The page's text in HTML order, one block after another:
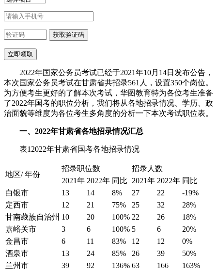
2022年国家公务员考试已经于2021年10月14日发布公告，
本次国家公务员考试在甘肃省共招录561人，设置350个岗位。
为方便考生更好的了解本次考试，华图教育特为各位考生准备
了2022年国考的职位分析，我们将从各地招录情况、学历、政
治面貌等维度为各位考生多角度的分析一下本次考试职位表。
一、2022年甘肃省各地招录情况汇总
表12022年甘肃省国考各地招录情况
地区/ 年份
招录职位数
招录人数
2021年 2022年 同比 2021年 2022年 同比
白银市
13 14 8% 27 22
-19%
定西市
12 21 75% 25 32
28%
甘南藏族自治州 10 20 100% 22 26
18%
嘉峪关市
3 6 100% 5 6
20%
金昌市
6 11 83% 12 12
0%
酒泉市
13 24 85% 26 39
50%
兰州市
39 92 136% 63 166
163%